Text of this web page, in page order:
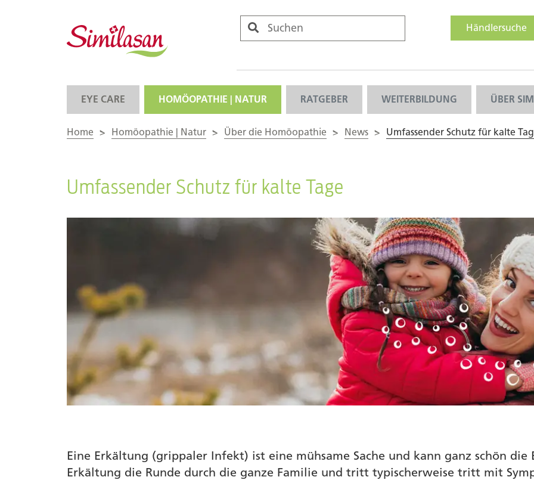
Händlersuche
EYE CARE HOMÖOPATHIE | NATUR RATGEBER WEITERBILDUNG ÜBER
Home > Homöopathie | Natur > Über die Homöopathie > News > Umfassender Schutz für kalte
Umfassender Schutz für kalte Tage
Eine Erkältung (grippaler Infekt) ist eine mühsame Sache und kann ganz schön
Erkältung die Runde durch die ganze Familie und tritt typischerweise tritt mit